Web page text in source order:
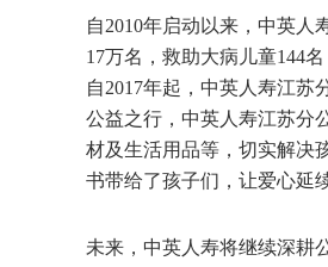
自2010年启动以来，中英人
17万名，救助大病儿童144
自2017年起，中英人寿江
公益之行，中英人寿江苏分
材及生活用品等，切实解决
书带给了孩子们，让爱心延续
未来，中英人寿将继续深耕